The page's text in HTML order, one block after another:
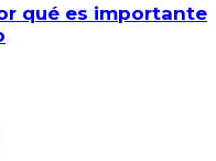
qué es importante